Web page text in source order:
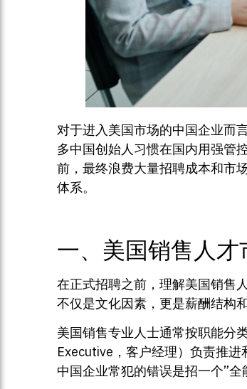
对于进入美国市场的中国企业而
多中国创始人习惯在国内用强管
前，最终浪费大量招聘成本和市
体系。
一、美国销售人
在正式招聘之前，理解美国销售
不仅是文化因素，更是薪酬结构
美国销售专业人士通常按职能分
Executive，客户经理）负责推
中国企业常犯的错误是招一个”